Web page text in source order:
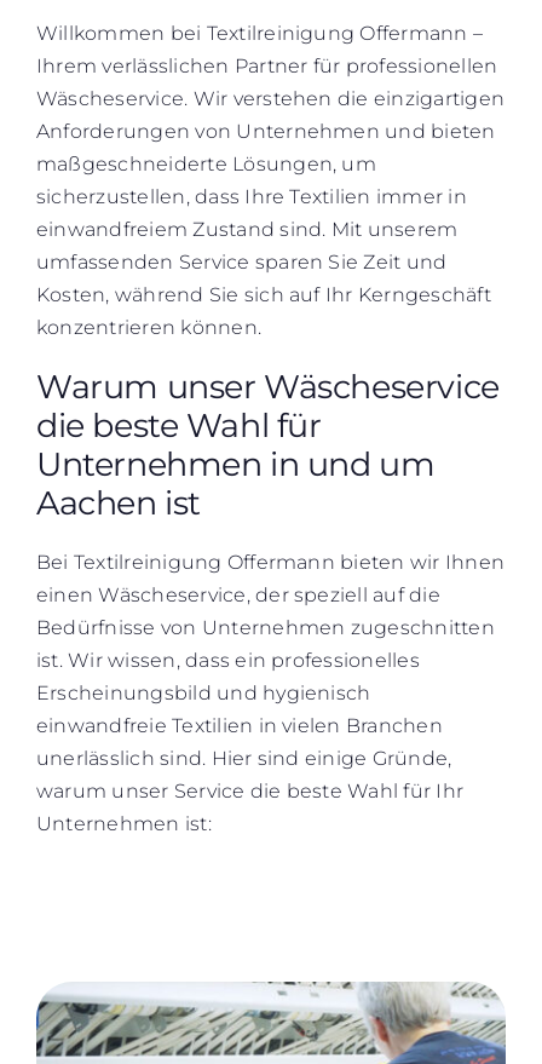
Willkommen bei Textilreinigung Offermann –
Ihrem verlässlichen Partner für professionellen
Wäscheservice. Wir verstehen die einzigartigen
Anforderungen von Unternehmen und bieten
maßgeschneiderte Lösungen, um
sicherzustellen, dass Ihre Textilien immer in
einwandfreiem Zustand sind. Mit unserem
umfassenden Service sparen Sie Zeit und
Kosten, während Sie sich auf Ihr Kerngeschäft
konzentrieren können.
Warum unser Wäscheservice
die beste Wahl für
Unternehmen in und um
Aachen ist
Bei Textilreinigung Offermann bieten wir Ihnen
einen Wäscheservice, der speziell auf die
Bedürfnisse von Unternehmen zugeschnitten
ist. Wir wissen, dass ein professionelles
Erscheinungsbild und hygienisch
einwandfreie Textilien in vielen Branchen
unerlässlich sind. Hier sind einige Gründe,
warum unser Service die beste Wahl für Ihr
Unternehmen ist: